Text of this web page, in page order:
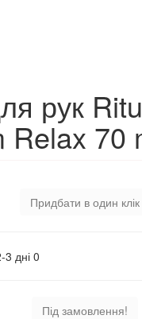
рук
Relax 70
Придбати в один клік
3 дні 0
Під замовлення!